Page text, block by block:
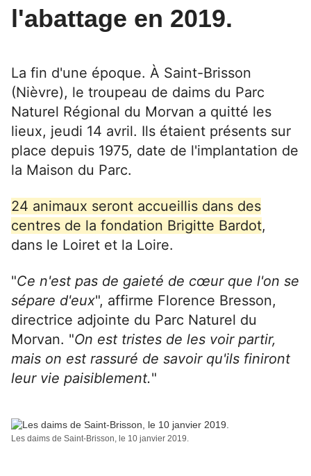
l'abattage en 2019.
La fin d'une époque. À Saint-Brisson
(Nièvre), le troupeau de daims du Parc
Naturel Régional du Morvan a quitté les
lieux, jeudi 14 avril. Ils étaient présents sur
place depuis 1975, date de l'implantation de
la Maison du Parc.
24 animaux seront accueillis dans des
centres de la fondation Brigitte Bardot,
dans le Loiret et la Loire.
"Ce n'est pas de gaieté de cœur que l'on se
sépare d'eux", affirme Florence Bresson,
directrice adjointe du Parc Naturel du
Morvan. "On est tristes de les voir partir,
mais on est rassuré de savoir qu'ils finiront
leur vie paisiblement."
Les daims de Saint-Brisson, le 10 janvier 2019.